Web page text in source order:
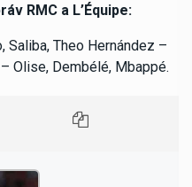
RMC a L’Équipe:
Saliba, Theo Hernández –
Olise, Dembélé, Mbappé.